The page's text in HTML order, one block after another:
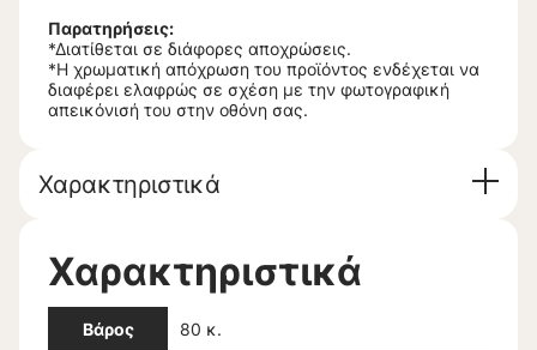
Παρατηρήσεις:
*Διατίθεται σε διάφορες αποχρώσεις.
*Η χρωματική απόχρωση του προϊόντος ενδέχεται να
διαφέρει ελαφρώς σε σχέση με την φωτογραφική
απεικόνισή του στην οθόνη σας.
Χαρακτηριστικά
Χαρακτηριστικά
Βάρος 80 κ.